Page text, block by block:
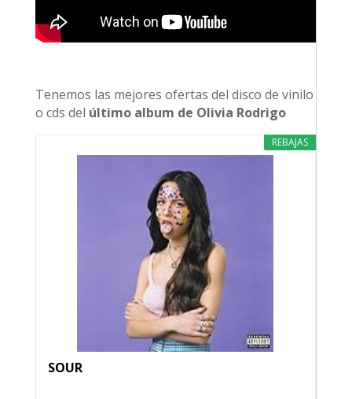
Tenemos las mejores ofertas del disco de vinilo
o cds del último album de Olivia Rodrigo
REBAJAS
SOUR